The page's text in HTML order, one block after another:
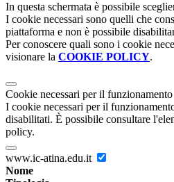
In questa schermata è possibile
I cookie necessari sono quelli che
piattaforma e non è possibile
Per conoscere quali sono i cookie
visionare la COOKIE POLICY.
Cookie necessari per il funzionamento
I cookie necessari per il
disabilitati. È possibile consultare
policy.
www.ic-atina.edu.it
Nome